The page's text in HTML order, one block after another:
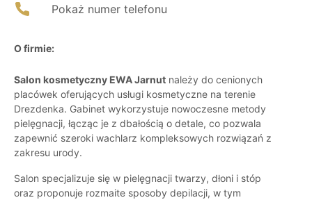
Pokaż numer telefonu
O firmie:
Salon kosmetyczny EWA Jarnut należy do cenionych
placówek oferujących usługi kosmetyczne na terenie
Drezdenka. Gabinet wykorzystuje nowoczesne metody
pielęgnacji, łącząc je z dbałością o detale, co pozwala
zapewnić szeroki wachlarz kompleksowych rozwiązań z
zakresu urody.
Salon specjalizuje się w pielęgnacji twarzy, dłoni i stóp
oraz proponuje rozmaite sposoby depilacji, w tym